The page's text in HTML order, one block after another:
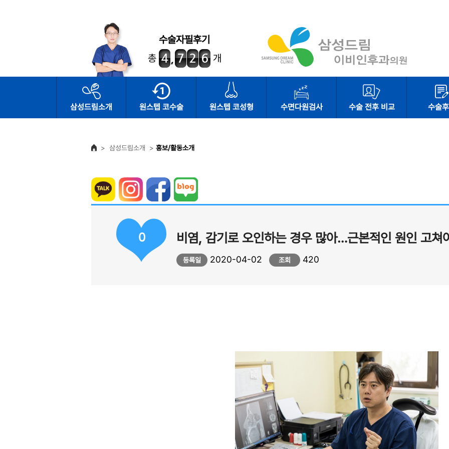
수술자필후기
총
개
삼성드림소개 원스텝 코수술 원스텝 코성형 수면다원검사 수술 전후 비교 수술
> 삼성드림소개 > 홍보/활동소개
0 비염, 감기로 오인하는 경우 많아…근본적인 원인 고쳐
등록일 2020-04-02 조회 420